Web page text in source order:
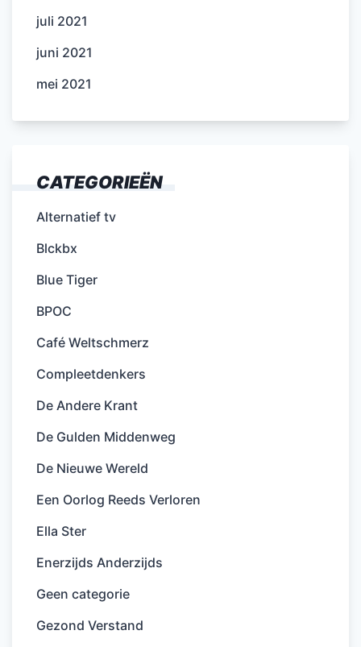
juli 2021
juni 2021
mei 2021
CATEGORIEËN
Alternatief tv
Blckbx
Blue Tiger
BPOC
Café Weltschmerz
Compleetdenkers
De Andere Krant
De Gulden Middenweg
De Nieuwe Wereld
Een Oorlog Reeds Verloren
Ella Ster
Enerzijds Anderzijds
Geen categorie
Gezond Verstand